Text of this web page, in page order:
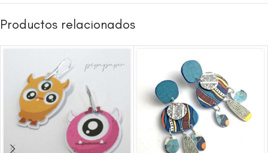
Productos relacionados